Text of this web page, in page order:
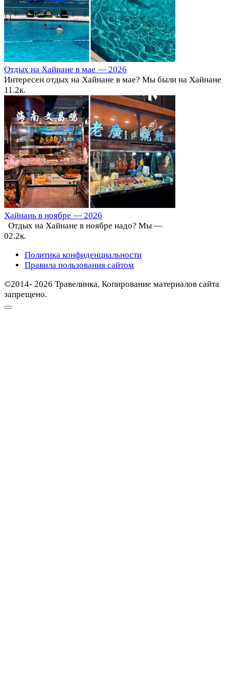
Отдых на Хайнане в мае — 2026
Интересен отдых на Хайнане в мае? Мы были на Хайнане
11.2к.
Хайнань в ноябре — 2026
Отдых на Хайнане в ноябре надо? Мы —
02.2к.
Политика конфиденциальности
Правила пользования сайтом
©2014- 2026 Травелинка. Копирование материалов сайта
запрещено.